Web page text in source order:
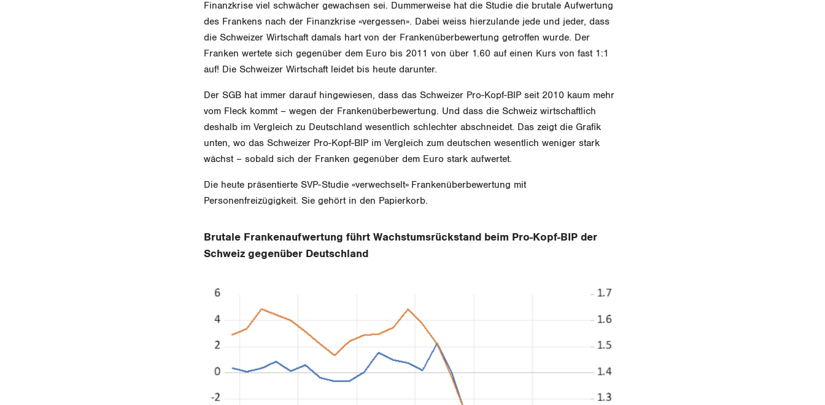
Finanzkrise viel schwächer gewachsen sei. Dummerweise hat die Studie die brutale Aufwertung
des Frankens nach der Finanzkrise «vergessen». Dabei weiss hierzulande jede und jeder, dass
die Schweizer Wirtschaft damals hart von der Frankenüberbewertung getroffen wurde. Der
Franken wertete sich gegenüber dem Euro bis 2011 von über 1.60 auf einen Kurs von fast 1:1
auf! Die Schweizer Wirtschaft leidet bis heute darunter.
Der SGB hat immer darauf hingewiesen, dass das Schweizer Pro-Kopf-BIP seit 2010 kaum mehr
vom Fleck kommt – wegen der Frankenüberbewertung. Und dass die Schweiz wirtschaftlich
deshalb im Vergleich zu Deutschland wesentlich schlechter abschneidet. Das zeigt die Grafik
unten, wo das Schweizer Pro-Kopf-BIP im Vergleich zum deutschen wesentlich weniger stark
wächst – sobald sich der Franken gegenüber dem Euro stark aufwertet.
Die heute präsentierte SVP-Studie «verwechselt» Frankenüberbewertung mit
Personenfreizügigkeit. Sie gehört in den Papierkorb.
Brutale Frankenaufwertung führt Wachstumsrückstand beim Pro-Kopf-BIP der
Schweiz gegenüber Deutschland